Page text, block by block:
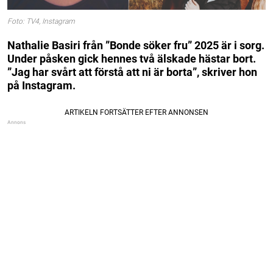
Foto: TV4, Instagram
Nathalie Basiri från ”Bonde söker fru” 2025 är i sorg.
Under påsken gick hennes två älskade hästar bort.
”Jag har svårt att förstå att ni är borta”, skriver hon
på Instagram.